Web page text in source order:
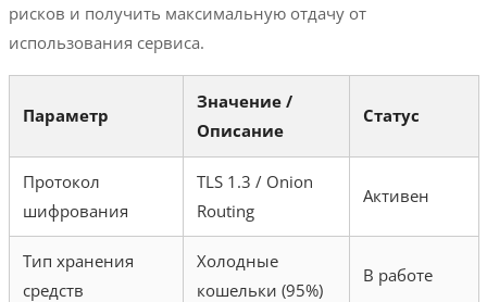
рисков и получить максимальную отдачу от
использования сервиса.
Параметр
Значение /
Описание
Статус
Протокол
шифрования
TLS 1.3 / Onion
Routing
Активен
Тип хранения
средств
Холодные
кошельки (95%)
В работе